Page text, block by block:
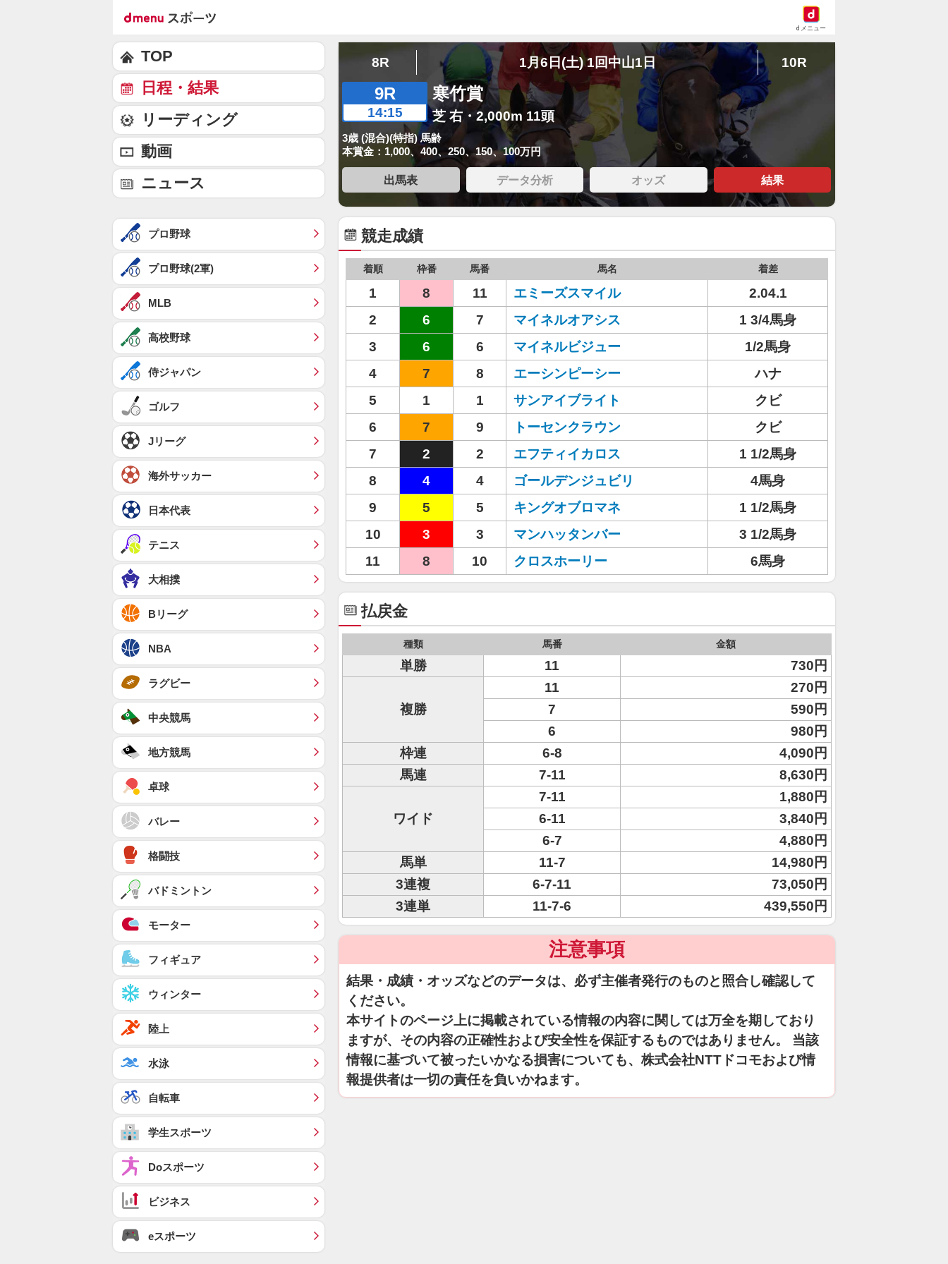
dメニュー
8R 1月6日(土) 1回中山1日 10R
9R
14:15
寒竹賞
芝 右・2,000m 11頭
3歳 (混合)(特指) 馬齢
本賞金：1,000、400、250、150、100万円
出馬表 データ分析 オッズ 結果
競走成績
着順 枠番 馬番 馬名 着差
1 8 11 エミーズスマイル
2.04.1
2
6 7 マイネルオアシス
1 3/4馬身
3
6 6 マイネルビジュー
1/2馬身
4
7 8 エーシンピーシー
ハナ
5
1 1 サンアイブライト
クビ
6
7 9 トーセンクラウン
クビ
7
2 2 エフティイカロス
1 1/2馬身
8
4 4 ゴールデンジュビリ
4馬身
9
5 5 キングオブロマネ
1 1/2馬身
10
3 3 マンハッタンバー
3 1/2馬身
11
8 10 クロスホーリー 6馬身
払戻金
種類 馬番 金額
単勝 11 730円
複勝
11
270円
7
590円
6
980円
枠連
6-8
4,090円
馬連
7-11 8,630円
ワイド
7-11
1,880円
6-11
3,840円
6-7
4,880円
馬単
11-7
14,980円
3連複
6-7-11
73,050円
3連単
11-7-6 439,550円
注意事項
結果・成績・オッズなどのデータは、必ず主催者発行のものと照合し確認して
ください。
本サイトのページ上に掲載されている情報の内容に関しては万全を期しており
ますが、その内容の正確性および安全性を保証するものではありません。 当該
情報に基づいて被ったいかなる損害についても、株式会社NTTドコモおよび情
報提供者は一切の責任を負いかねます。
TOP
日程・結果
リーディング
動画
ニュース
プロ野球
プロ野球(2軍)
MLB
高校野球
侍ジャパン
ゴルフ
Jリーグ
海外サッカー
日本代表
テニス
大相撲
Bリーグ
NBA
ラグビー
中央競馬
地方競馬
卓球
バレー
格闘技
バドミントン
モーター
フィギュア
ウィンター
陸上
水泳
自転車
学生スポーツ
Doスポーツ
ビジネス
eスポーツ